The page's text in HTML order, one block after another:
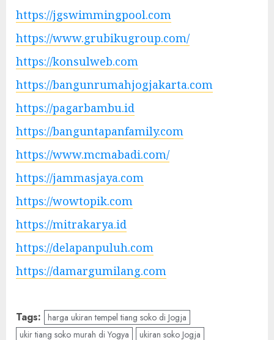
https://jgswimmingpool.com
https://www.grubikugroup.com/
https://konsulweb.com
https://bangunrumahjogjakarta.com
https://pagarbambu.id
https://banguntapanfamily.com
https://www.mcmabadi.com/
https://jammasjaya.com
https://wowtopik.com
https://mitrakarya.id
https://delapanpuluh.com
https://damargumilang.com
Tags: harga ukiran tempel tiang soko di Jogja
ukir tiang soko murah di Yogya
ukiran soko Jogja